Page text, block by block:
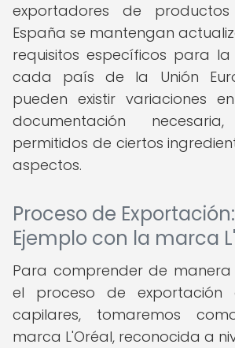
exportadores de
España se mantengan
requisitos específicos para
cada país de la Unión
pueden existir variaciones
documentación
permitidos de ciertos
aspectos.
Proceso de
Ejemplo con la marca
Para comprender de
el proceso de exportación
capilares, tomaremos
marca L'Oréal, reconocida a